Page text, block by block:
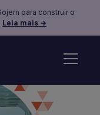
para construir o
Leia mais →